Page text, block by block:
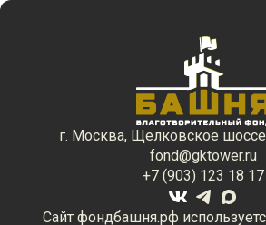
г. Москва, Щелковское
fond@gktower.ru
+7 (903) 123 18 17
Сайт фондбашня.рф